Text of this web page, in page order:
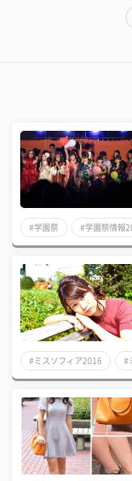
#学園祭 #学園祭情報
#ミスソフィア2016 #